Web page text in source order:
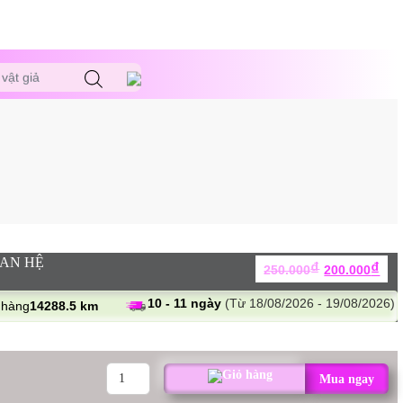
giả
250.000₫ Giá
gốc
là:
250.000₫.
200.000₫
tại
là:
HỆ
14288.5 km 10 - 11 ngày (Từ 18/08/2026 - 19/08/2026)
ĐAI
Mua ngay